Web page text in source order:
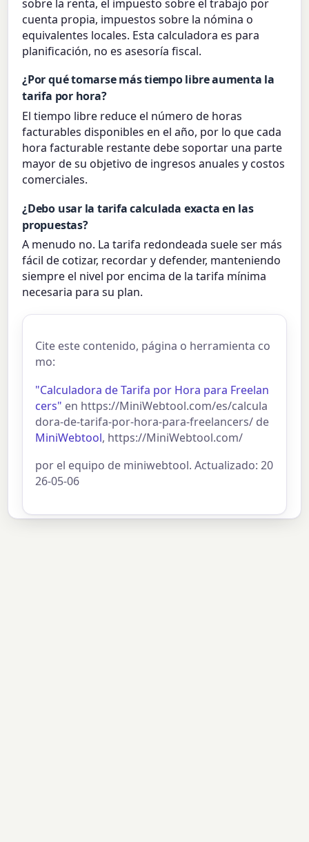
sobre la renta, el impuesto sobre el trabajo por
cuenta propia, impuestos sobre la nómina o
equivalentes locales. Esta calculadora es para
planificación, no es asesoría fiscal.
¿Por qué tomarse más tiempo libre aumenta la
tarifa por hora?
El tiempo libre reduce el número de horas
facturables disponibles en el año, por lo que cada
hora facturable restante debe soportar una parte
mayor de su objetivo de ingresos anuales y costos
comerciales.
¿Debo usar la tarifa calculada exacta en las
propuestas?
A menudo no. La tarifa redondeada suele ser más
fácil de cotizar, recordar y defender, manteniendo
siempre el nivel por encima de la tarifa mínima
necesaria para su plan.
Cite este contenido, página o herramienta co
mo:
"Calculadora de Tarifa por Hora para Freelan
cers" en https://MiniWebtool.com/es/calcula
dora-de-tarifa-por-hora-para-freelancers/ de
MiniWebtool, https://MiniWebtool.com/
por el equipo de miniwebtool. Actualizado: 20
26-05-06